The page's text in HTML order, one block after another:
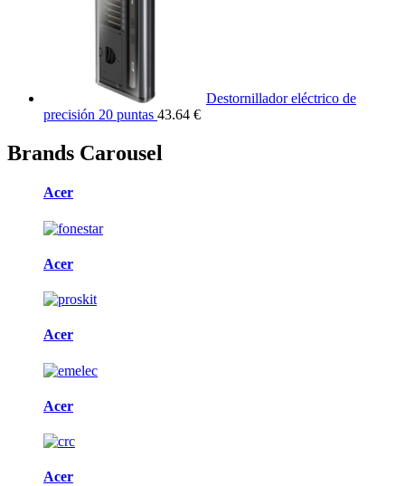
Destornillador eléctrico de
precisión 20 puntas 43.64 €
Brands Carousel
Acer
Acer
Acer
Acer
Acer